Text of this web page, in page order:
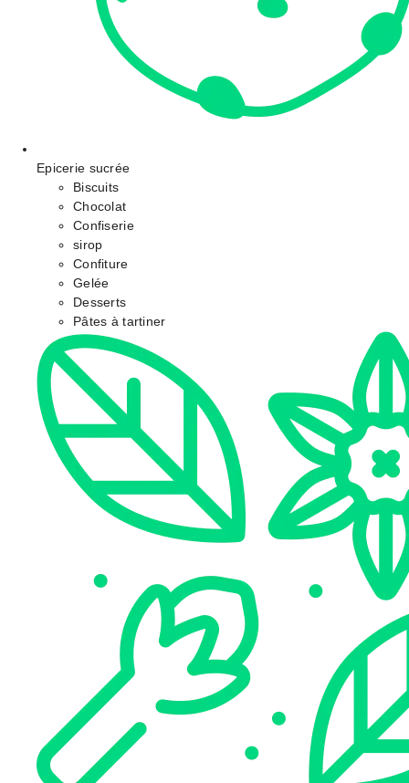
Epicerie sucrée
Biscuits
Chocolat
Confiserie
sirop
Confiture
Gelée
Desserts
Pâtes à tartiner